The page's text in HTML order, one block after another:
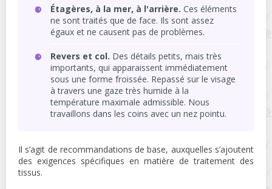
Étagères, à la mer, à l'arrière. Ces éléments
ne sont traités que de face. Ils sont assez
égaux et ne causent pas de problèmes.
Revers et col. Des détails petits, mais très
importants, qui apparaissent immédiatement
sous une forme froissée. Repassé sur le visage
à travers une gaze très humide à la
température maximale admissible. Nous
travaillons dans les coins avec un nez pointu.
Il s’agit de recommandations de base, auxquelles s’ajoutent
des exigences spécifiques en matière de traitement des
tissus.